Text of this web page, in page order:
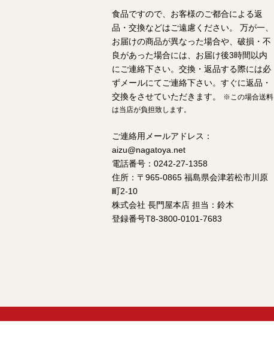
食品ですので、お客様のご都合による返
品・交換などはご遠慮ください。 万が一、
お届けの商品が異なった場合や、破損・不
良があった場合には、お届け後3時間以内
にご連絡下さい。交換・返品する際には必
ずメールにてご連絡下さい。すぐに返品・
交換をさせていただきます。
※この場合送料
は当店が負担致します。
ご連絡用メールアドレス：
aizu@nagatoya.net
電話番号：0242-27-1358
住所：〒965-0865 福島県会津若松市川原
町2-10
株式会社 長門屋本店 担当：鈴木
登録番号T8-3800-0101-7683